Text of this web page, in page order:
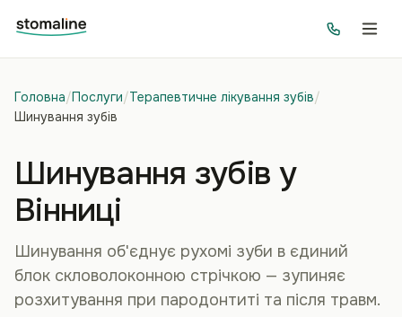
Головна/Послуги/Терапевтичне лікування зубів/
Шинування зубів
Шинування зубів у
Вінниці
Шинування об'єднує рухомі зуби в єдиний
блок скловолоконною стрічкою — зупиняє
розхитування при пародонтиті та після травм.